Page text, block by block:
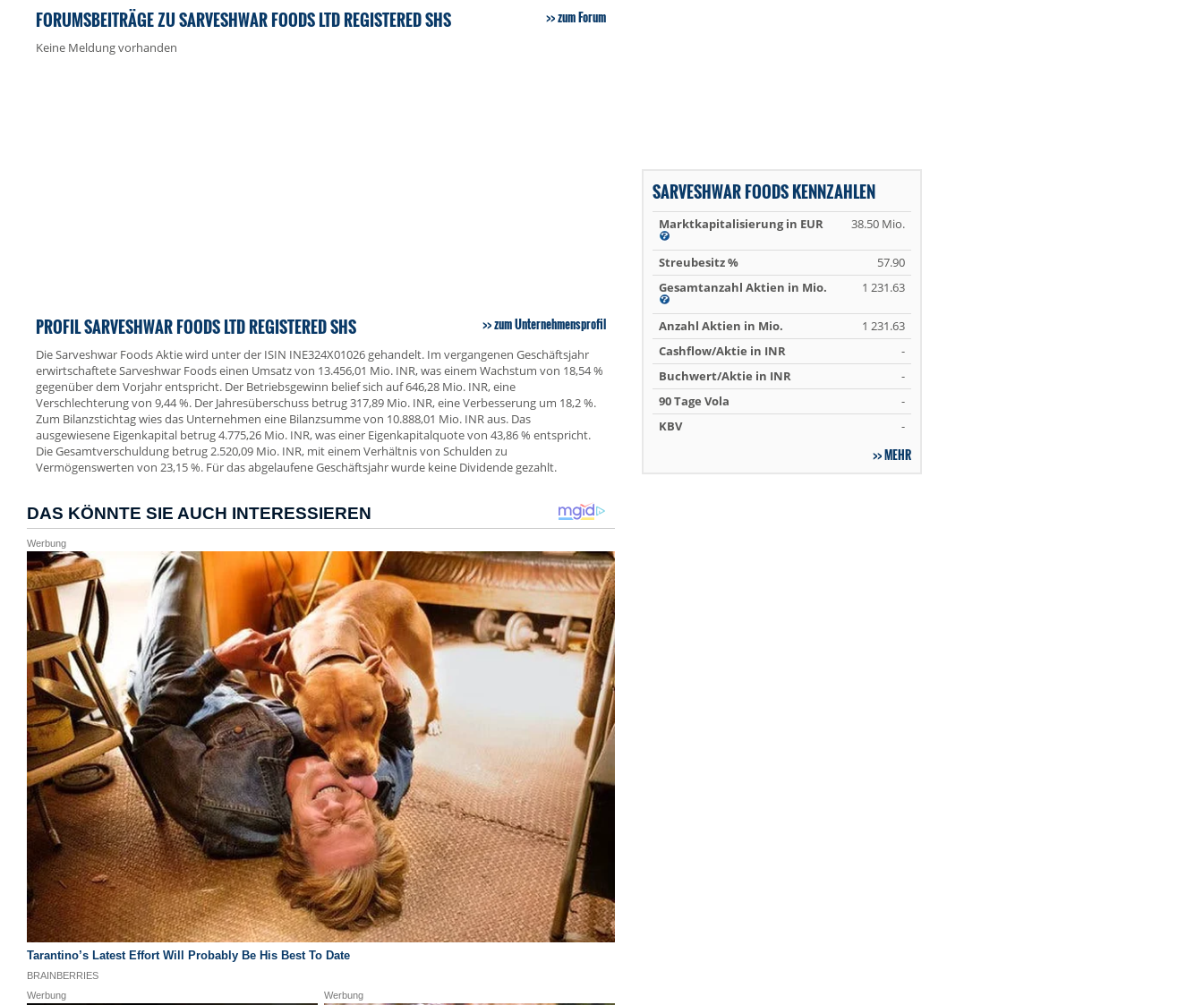
FORUMSBEITRÄGE ZU SARVESHWAR FOODS LTD REGISTERED SHS zum Forum
Keine Meldung vorhanden
PROFIL SARVESHWAR FOODS LTD REGISTERED SHS zum Unternehmensprofil
Die Sarveshwar Foods Aktie wird unter der ISIN INE324X01026 gehandelt. Im vergangenen Geschäftsjahr
erwirtschaftete Sarveshwar Foods einen Umsatz von 13.456,01 Mio. INR, was einem Wachstum von 18,54 %
gegenüber dem Vorjahr entspricht. Der Betriebsgewinn belief sich auf 646,28 Mio. INR, eine
Verschlechterung von 9,44 %. Der Jahresüberschuss betrug 317,89 Mio. INR, eine Verbesserung um 18,2 %.
Zum Bilanzstichtag wies das Unternehmen eine Bilanzsumme von 10.888,01 Mio. INR aus. Das
ausgewiesene Eigenkapital betrug 4.775,26 Mio. INR, was einer Eigenkapitalquote von 43,86 % entspricht.
Die Gesamtverschuldung betrug 2.520,09 Mio. INR, mit einem Verhältnis von Schulden zu
Vermögenswerten von 23,15 %. Für das abgelaufene Geschäftsjahr wurde keine Dividende gezahlt.
SARVESHWAR FOODS KENNZAHLEN
Marktkapitalisierung in EUR 38.50 Mio.
Streubesitz %
57.90
Gesamtanzahl Aktien in Mio.
1 231.63
Anzahl Aktien in Mio.
1 231.63
Cashflow/Aktie in INR
-
Buchwert/Aktie in INR
-
90 Tage Vola
-
KBV
-
MEHR